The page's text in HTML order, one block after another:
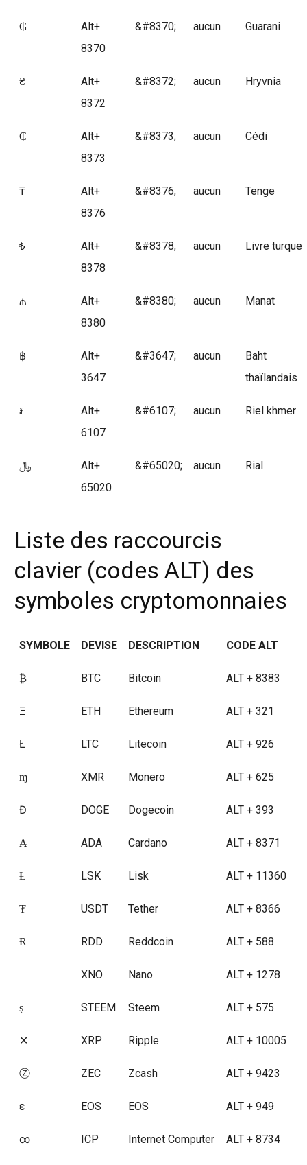
₲
Alt+
8370
&#8370; aucun Guarani
₴
Alt+
8372
&#8372; aucun Hryvnia
₵
Alt+
8373
&#8373; aucun Cédi
₸
Alt+
8376
&#8376; aucun Tenge
₺
Alt+
8378
&#8378; aucun Livre turque
₼
Alt+
8380
&#8380; aucun Manat
฿
Alt+
3647
&#3647; aucun
Baht
thaïlandais
៛
Alt+
6107
&#6107; aucun Riel khmer
﷼
Alt+
65020
&#65020; aucun Rial
Liste des raccourcis
clavier (codes ALT) des
symboles cryptomonnaies
SYMBOLE DEVISE DESCRIPTION CODE ALT
₿ BTC Bitcoin ALT + 8383
Ξ ETH Ethereum ALT + 321
Ł LTC Litecoin ALT + 926
ɱ XMR Monero ALT + 625
Đ DOGE Dogecoin ALT + 393
₳ ADA Cardano ALT + 8371
Ⱡ LSK Lisk ALT + 11360
₮ USDT Tether ALT + 8366
Ɍ RDD Reddcoin ALT + 588
XNO Nano ALT + 1278
ȿ STEEM Steem ALT + 575
✕ XRP Ripple ALT + 10005
Ⓩ ZEC Zcash ALT + 9423
ε EOS EOS ALT + 949
∞ ICP Internet Computer ALT + 8734